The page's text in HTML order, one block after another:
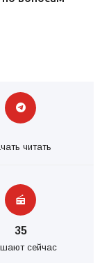
читать
35
сейчас